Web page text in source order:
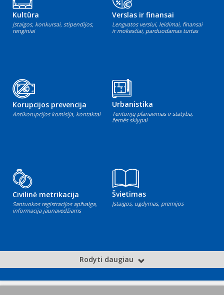
Kultūra
Įstaigos, konkursai, stipendijos,
renginiai
Verslas ir finansai
Lengvatos verslui, leidimai, finansai
ir mokesčiai, parduodamas turtas
Korupcijos prevencija
Antikorupcijos komisija, kontaktai
Urbanistika
Teritorijų planavimas ir statyba,
žemės sklypai
Civilinė metrikacija
Santuokos registracijos apžvalga,
informacija jaunavedžiams
Švietimas
Įstaigos, ugdymas, premijos
Rodyti daugiau